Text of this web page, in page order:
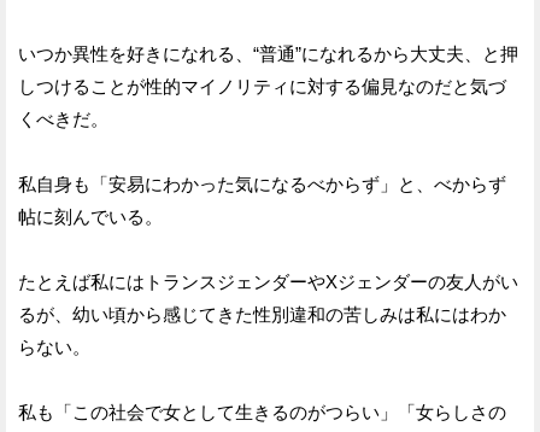
いつか異性を好きになれる、“普通”になれるから大丈夫、と押
しつけることが性的マイノリティに対する偏見なのだと気づ
くべきだ。
私自身も「安易にわかった気になるべからず」と、べからず
帖に刻んでいる。
たとえば私にはトランスジェンダーやXジェンダーの友人がい
るが、幼い頃から感じてきた性別違和の苦しみは私にはわか
らない。
私も「この社会で女として生きるのがつらい」「女らしさの